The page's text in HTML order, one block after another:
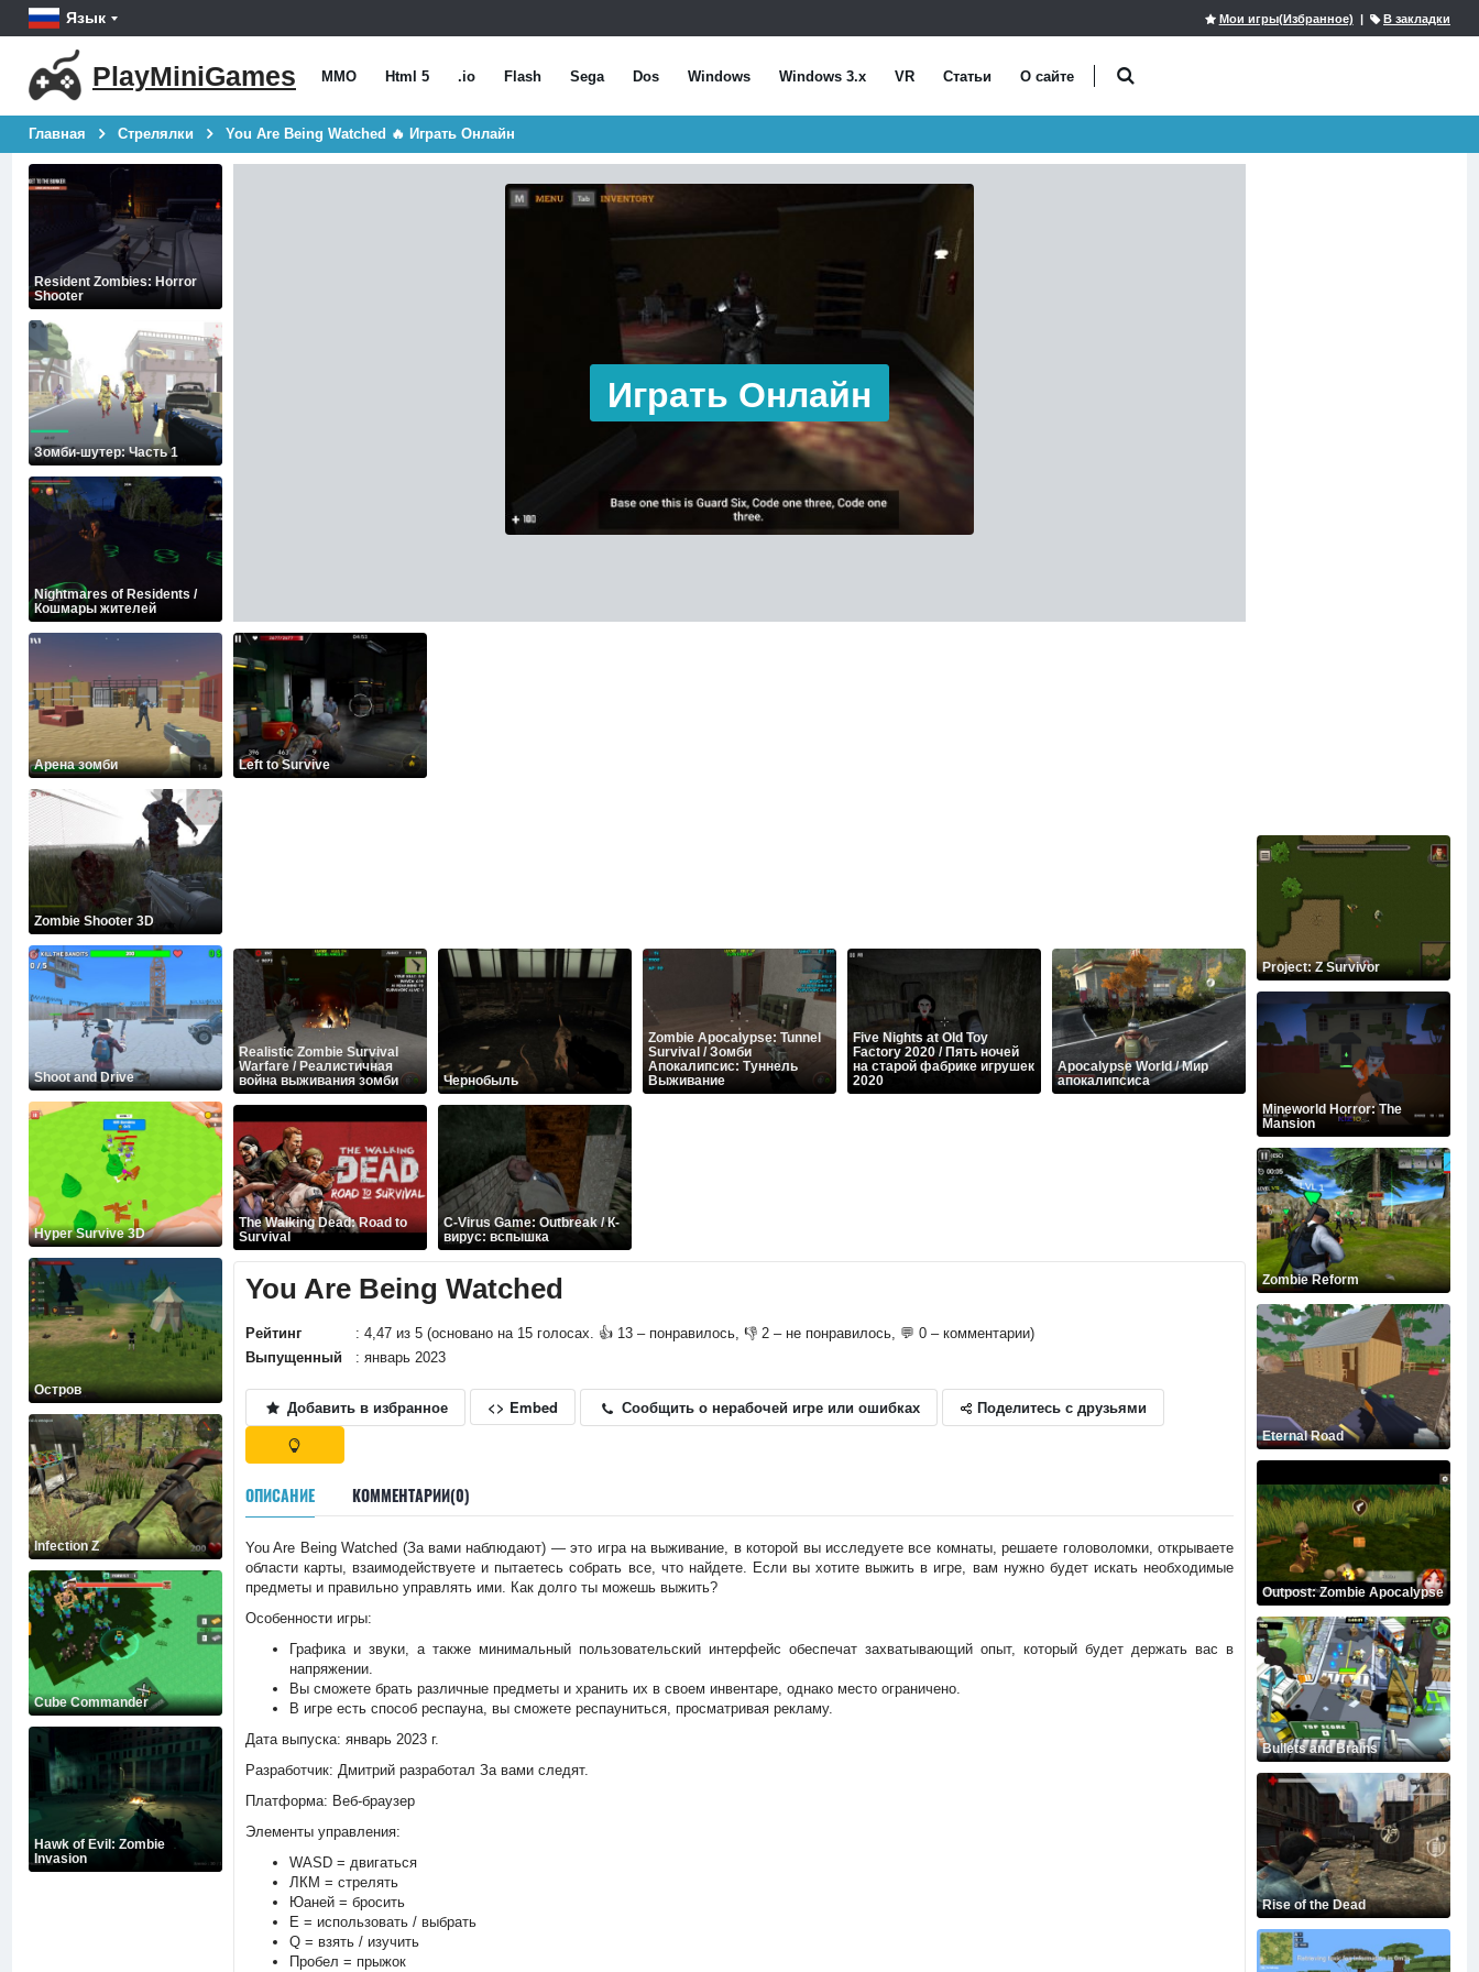
Язык Мои игры(Избранное) | В закладки
PlayMiniGames MMO Html 5 .io Flash Sega Dos Windows Windows 3.x VR Статьи О сайте
Главная Стрелялки You Are Being Watched 🔥 Играть Онлайн
Resident Zombies: Horror
Shooter
Зомби-шутер: Часть 1
Nightmares of Residents /
Кошмары жителей
Арена зомби
Zombie Shooter 3D
Shoot and Drive
Hyper Survive 3D
Остров
Infection Z
Cube Commander
Hawk of Evil: Zombie
Invasion
Играть Онлайн
Left to Survive
Realistic Zombie Survival
Warfare / Реалистичная
война выживания зомби
Чернобыль
Zombie Apocalypse: Tunnel
Survival / Зомби
Апокалипсис: Туннель
Выживание
Five Nights at Old Toy
Factory 2020 / Пять ночей
на старой фабрике игрушек
2020
Apocalypse World / Мир
апокалипсиса
The Walking Dead: Road to
Survival
C-Virus Game: Outbreak / К-
вирус: вспышка
You Are Being Watched
Рейтинг
: 4,47 из 5 (основано на 15 голосах. 👍 13 – понравилось, 👎 2 – не понравилось, 💬 0 – комментарии)
Выпущенный
: январь 2023
Добавить в избранное <> Embed Сообщить о нерабочей игре или ошибках Поделитесь с друзьями
ОПИСАНИЕ КОММЕНТАРИИ(0)
You Are Being Watched (За вами наблюдают) — это игра на выживание, в которой вы исследуете все комнаты, решаете головоломки, открываете
области карты, взаимодействуете и пытаетесь собрать все, что найдете. Если вы хотите выжить в игре, вам нужно будет искать необходимые
предметы и правильно управлять ими. Как долго ты можешь выжить?
Особенности игры:
Графика и звуки, а также минимальный пользовательский интерфейс обеспечат захватывающий опыт, который будет держать вас в
напряжении.
Вы сможете брать различные предметы и хранить их в своем инвентаре, однако место ограничено.
В игре есть способ респауна, вы сможете респауниться, просматривая рекламу.
Дата выпуска: январь 2023 г.
Разработчик: Дмитрий разработал За вами следят.
Платформа: Веб-браузер
Элементы управления:
WASD = двигаться
ЛКМ = стрелять
Юаней = бросить
E = использовать / выбрать
Q = взять / изучить
Пробел = прыжок
Project: Z Survivor
Mineworld Horror: The
Mansion
Zombie Reform
Eternal Road
Outpost: Zombie Apocalypse
Bullets and Brains
Rise of the Dead